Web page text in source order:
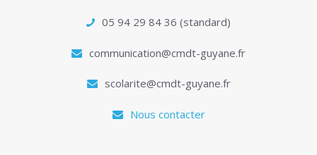
05 94 29 84 36 (standard)
communication@cmdt-guyane.fr
scolarite@cmdt-guyane.fr
Nous contacter